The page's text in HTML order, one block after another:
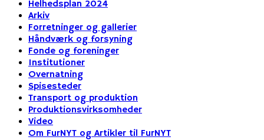
Helhedsplan 2024
Arkiv
Forretninger og gallerier
Håndværk og forsyning
Fonde og foreninger
Institutioner
Overnatning
Spisesteder
Transport og produktion
Produktionsvirksomheder
Video
Om FurNYT og Artikler til FurNYT